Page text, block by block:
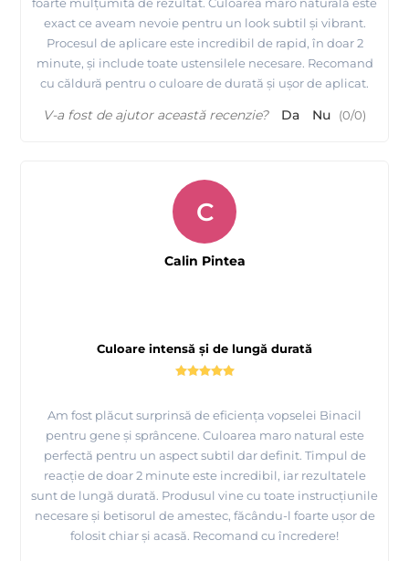
exact ce aveam nevoie pentru un look subtil și vibrant.
Procesul de aplicare este incredibil de rapid, în doar 2
minute, și include toate ustensilele necesare. Recomand
cu căldură pentru o culoare de durată și ușor de aplicat.
V-a fost de ajutor această recenzie? Da Nu (0/0)
Culoare intensă și de lungă durată
Am fost plăcut surprinsă de eficiența vopselei Binacil
pentru gene și sprâncene. Culoarea maro natural este
perfectă pentru un aspect subtil dar definit. Timpul de
reacție de doar 2 minute este incredibil, iar rezultatele
sunt de lungă durată. Produsul vine cu toate instrucțiunile
necesare și betisorul de amestec, făcându-l foarte ușor de
folosit chiar și acasă. Recomand cu încredere!
C
Calin Pintea